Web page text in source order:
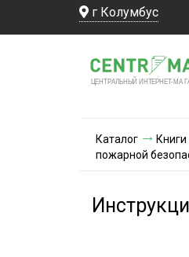
г Колумбус
ЦЕНТРАЛЬНЫЙ ИНТЕРНЕТ-МА Г
Каталог Книги
пожарной